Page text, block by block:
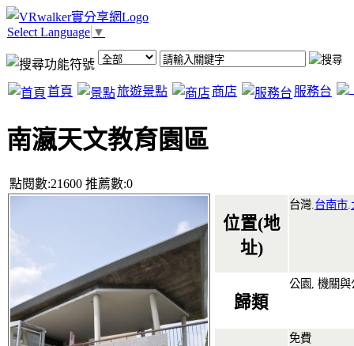
Select Language ▼
首頁 旅遊景點 商店 服務台
南瀛天文教育園區
點閱數:21600 推薦數:0
位置(地
址)
台灣. 台南市
歸類
公園, 機關
免費